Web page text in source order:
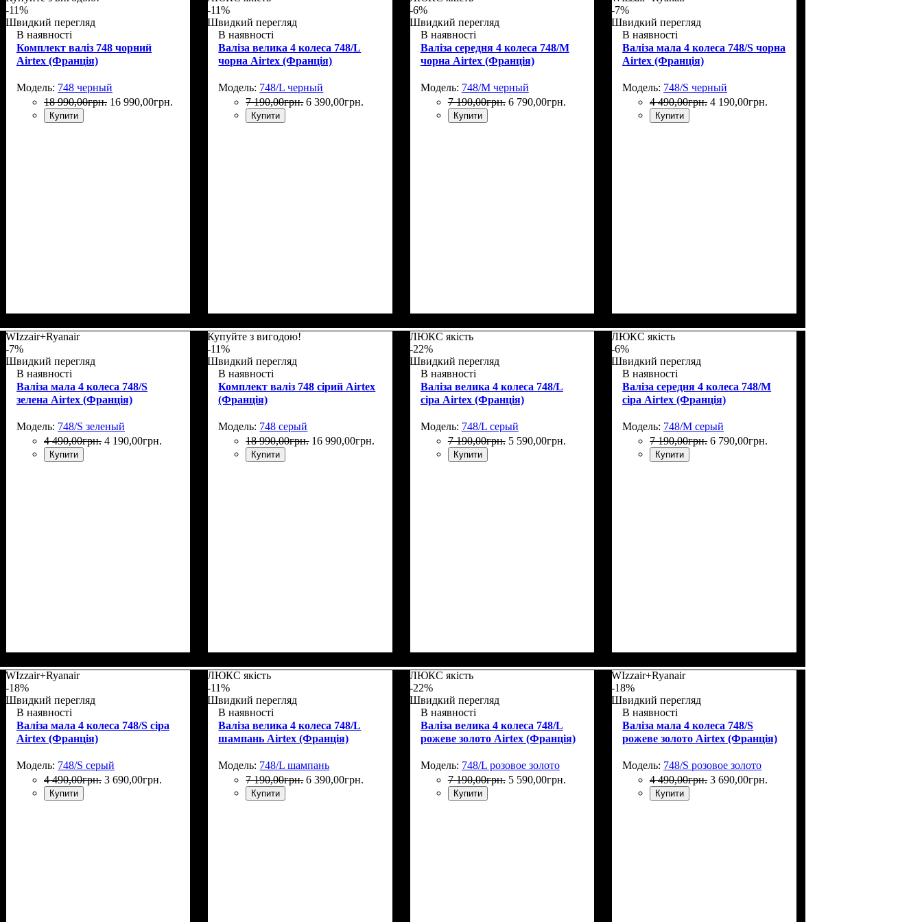
-11%
Швидкий перегляд
В наявності
Комплект валіз 748 чорний
Airtex (Франція)
Модель: 748 черный
18 990,00грн. 16 990,00грн.
Купити
-11%
Швидкий перегляд
В наявності
Валіза велика 4 колеса 748/L
чорна Airtex (Франція)
Модель: 748/L черный
7 190,00грн. 6 390,00грн.
Купити
-6%
Швидкий перегляд
В наявності
Валіза середня 4 колеса 748/M
чорна Airtex (Франція)
Модель: 748/M черный
7 190,00грн. 6 790,00грн.
Купити
-7%
Швидкий перегляд
В наявності
Валіза мала 4 колеса 748/S чорна
Airtex (Франція)
Модель: 748/S черный
4 490,00грн. 4 190,00грн.
Купити
WIzzair+Ryanair
-7%
Швидкий перегляд
В наявності
Валіза мала 4 колеса 748/S
зелена Airtex (Франція)
Модель: 748/S зеленый
4 490,00грн. 4 190,00грн.
Купити
Купуйте з вигодою!
-11%
Швидкий перегляд
В наявності
Комплект валіз 748 сірий Airtex
(Франція)
Модель: 748 серый
18 990,00грн. 16 990,00грн.
Купити
ЛЮКС якість
-22%
Швидкий перегляд
В наявності
Валіза велика 4 колеса 748/L
сіра Airtex (Франція)
Модель: 748/L серый
7 190,00грн. 5 590,00грн.
Купити
ЛЮКС якість
-6%
Швидкий перегляд
В наявності
Валіза середня 4 колеса 748/M
сіра Airtex (Франція)
Модель: 748/M серый
7 190,00грн. 6 790,00грн.
Купити
WIzzair+Ryanair
-18%
Швидкий перегляд
В наявності
Валіза мала 4 колеса 748/S сіра
Airtex (Франція)
Модель: 748/S серый
4 490,00грн. 3 690,00грн.
Купити
ЛЮКС якість
-11%
Швидкий перегляд
В наявності
Валіза велика 4 колеса 748/L
шампань Airtex (Франція)
Модель: 748/L шампань
7 190,00грн. 6 390,00грн.
Купити
ЛЮКС якість
-22%
Швидкий перегляд
В наявності
Валіза велика 4 колеса 748/L
рожеве золото Airtex (Франція)
Модель: 748/L розовое золото
7 190,00грн. 5 590,00грн.
Купити
WIzzair+Ryanair
-18%
Швидкий перегляд
В наявності
Валіза мала 4 колеса 748/S
рожеве золото Airtex (Франція)
Модель: 748/S розовое золото
4 490,00грн. 3 690,00грн.
Купити